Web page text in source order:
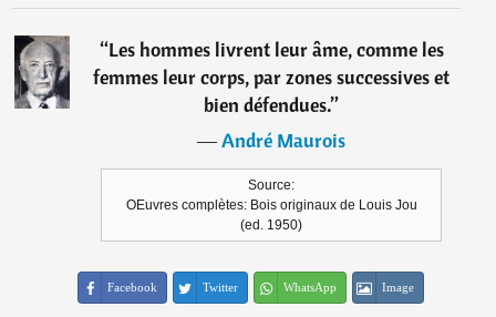
“Les hommes livrent leur âme, comme les
femmes leur corps, par zones successives et
bien défendues.”
―André Maurois
Source:
OEuvres complètes: Bois originaux de Louis Jou
(ed. 1950)
Facebook Twitter WhatsApp Image